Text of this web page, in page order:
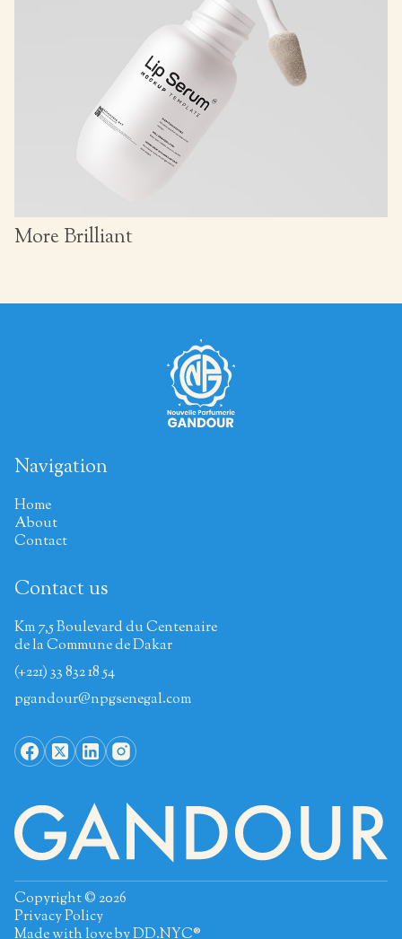
More Brilliant
Navigation
Home
About
Contact
Contact us
Km 7,5 Boulevard du Centenaire
de la Commune de Dakar
(+221) 33 832 18 54
pgandour@npgsenegal.com
Copyright © 2026
Privacy Policy
Made with love byDD.NYC®